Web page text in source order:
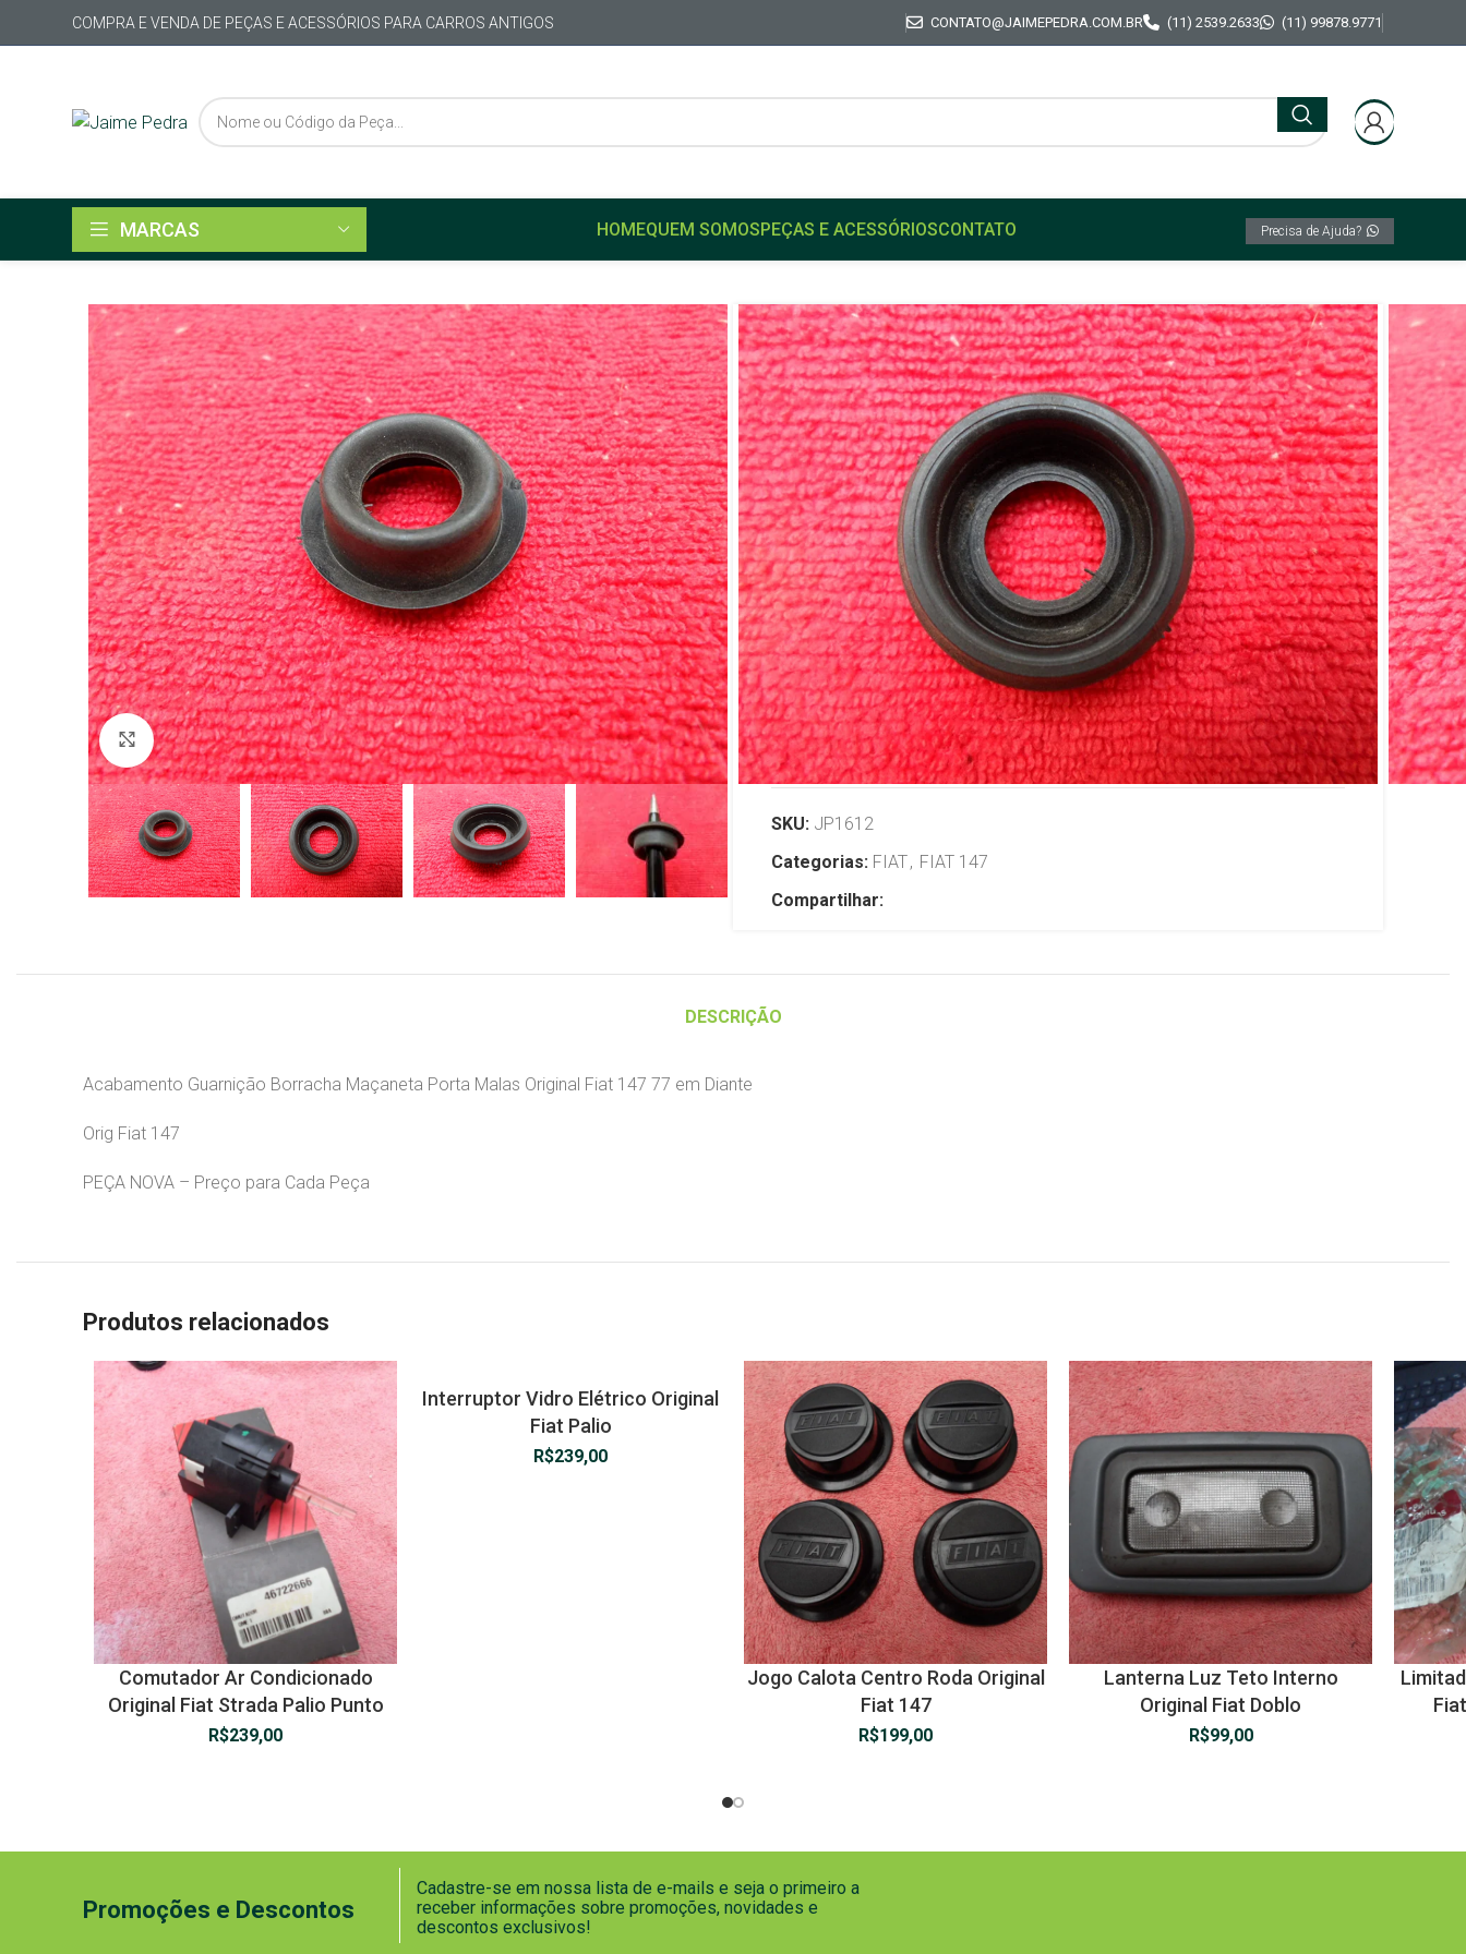
COMPRA E VENDA DE PEÇAS E ACESSÓRIOS PARA CARROS ANTIGOS CONTATO@JAIMEPEDRA.COM.BR (11) 2539.2633 (11) 99878.9771
MARCAS HOMEQUEM SOMOSPEÇAS E ACESSÓRIOSCONTATO Precisa de Ajuda?
Click to enlarge
Início FIAT
FIAT 147
Acabamento Guarnição Borracha Maçaneta fecho fechadura Tampa
Porta Malas Original Fiat 147 77 em Diante
Acabamento Guarnição Borracha
Maçaneta fecho fechadura Tampa
Porta Malas Original Fiat 147 77
em Diante
R$69,00
TENHO INTERESSE
SKU: JP1612
Categorias: FIAT, FIAT 147
Compartilhar:
DESCRIÇÃO
Acabamento Guarnição Borracha Maçaneta Porta Malas Original Fiat 147 77 em Diante
Orig Fiat 147
PEÇA NOVA – Preço para Cada Peça
Produtos relacionados
Comutador Ar Condicionado
Original Fiat Strada Palio Punto
R$239,00
Interruptor Vidro Elétrico Original
Fiat Palio
R$239,00
Jogo Calota Centro Roda Original
Fiat 147
R$199,00
Lanterna Luz Teto Interno
Original Fiat Doblo
R$99,00
Promoções e Descontos
Cadastre-se em nossa lista de e-mails e seja o primeiro a
receber informações sobre promoções, novidades e
descontos exclusivos!